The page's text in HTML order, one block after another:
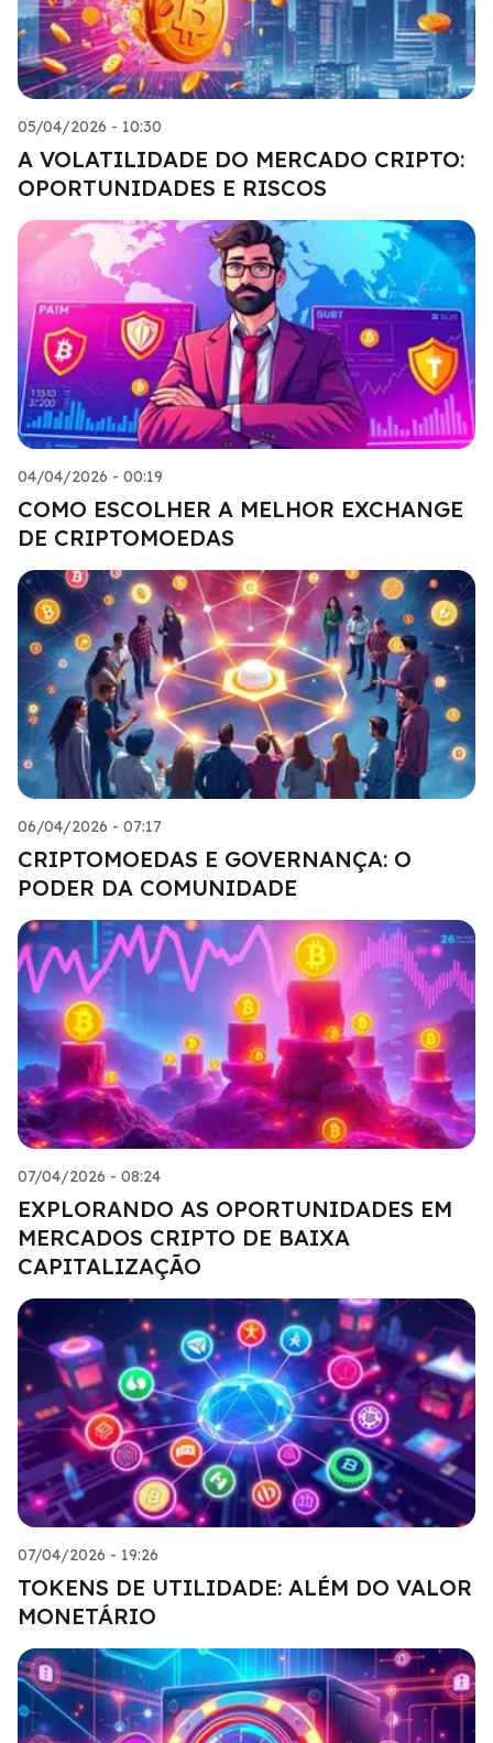
05/04/2026 - 10:30
A VOLATILIDADE DO MERCADO CRIPTO:
OPORTUNIDADES E RISCOS
04/04/2026 - 00:19
COMO ESCOLHER A MELHOR EXCHANGE
DE CRIPTOMOEDAS
06/04/2026 - 07:17
CRIPTOMOEDAS E GOVERNANÇA: O
PODER DA COMUNIDADE
07/04/2026 - 08:24
EXPLORANDO AS OPORTUNIDADES EM
MERCADOS CRIPTO DE BAIXA
CAPITALIZAÇÃO
07/04/2026 - 19:26
TOKENS DE UTILIDADE: ALÉM DO VALOR
MONETÁRIO